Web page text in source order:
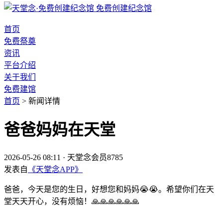
免费创建纪念馆
首页
免费祭奠
资讯
平台介绍
关于我们
免费建馆
首页 > 新闻详情
爸爸妈妈在天堂
2026-05-26 08:11 · 天堂念会员8785
发表自 《天堂念APP》
爸爸，今天是您的生日，好想您和妈妈😭😭。希望你们在天
堂天天开心，没有烦恼！🙏🙏🙏🙏🙏🙏